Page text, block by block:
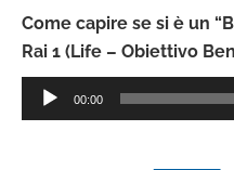
Come capire se si è un
Rai 1 (Life – Obiettivo
Audio
Player
00:00